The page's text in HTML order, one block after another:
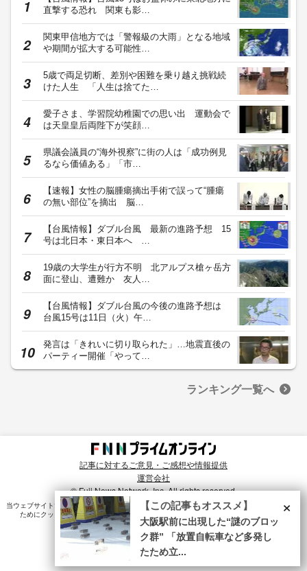
直撃する恐れ 関東も影…
関東甲信地方では「警報級の大雨」となる地域
や期間が拡大する可能性…
5歳で両足切断、差別や困難を乗り越え挑戦続
けた人生 「人生は捨てた…
愛子さま、学習院幼稚園での思い出 運動会で
は天皇皇后両陛下が笑顔…
県議会議員の“海外視察”に街の人は「成功例見
るなら価値ある」「市…
【速報】女性の脳腫瘍摘出手術で誤って“腫瘍
の無い部位”を摘出 脳…
【台風情報】ダブル台風 最新の進路予想 15
号は北日本・東日本へ …
19歳の大学生が行方不明 北アルプス槍ヶ岳方
面に登山、遭難か 友人…
【台風情報】ダブル台風の今後の進路予想は
台風15号は11日（火）午…
発言は「きれいに切り取られた」…地震直後の
パーティー開催「やって…
ランキング一覧へ
記事に対するご意見・ご感想や情報提供
運営会社
© Fuji News Network, Inc. All rights reserved.
当ウェブサイトでは、ユーザのニーズ・興味・関⼼に合致したコンテンツや広告配信を提供する
ためにクッキーを使⽤しています。詳細は、
プライバシーポリシー をご確認ください。×
【この記事もオススメ】
大阪駅前に出現した“謎のブロッ
ク群” 「放置自転車など多発し
たため立...